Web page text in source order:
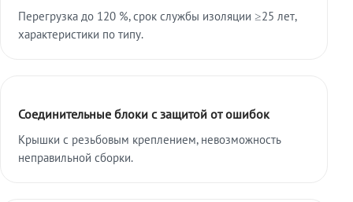
Перегрузка до 120 %, срок службы изоляции ≥25 лет,
характеристики по типу.
Соединительные блоки с защитой от ошибок
Крышки с резьбовым креплением, невозможность
неправильной сборки.